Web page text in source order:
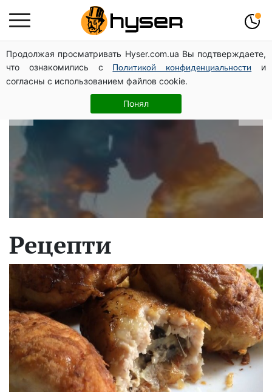
Продолжая просматривать Hyser.com.ua Вы подтверждаете,
что ознакомились с
Политикой конфиденциальности
и
согласны с использованием файлов cookie.
Понял
В які дати народжуються найвірніші
чоловіки: краще одразу перевірити,
щоб потім не страждати
Рецепти